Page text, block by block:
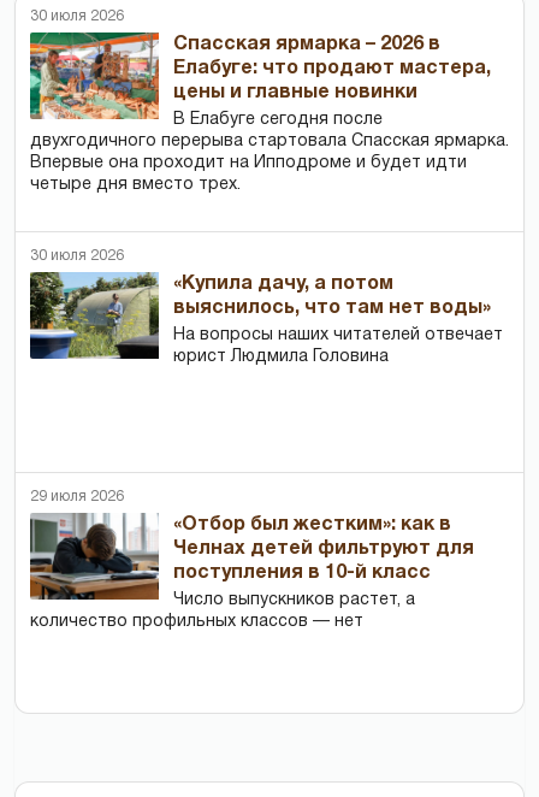
30 июля 2026
Спасская ярмарка – 2026 в
Елабуге: что продают мастера,
цены и главные новинки
В Елабуге сегодня после
двухгодичного перерыва стартовала Спасская ярмарка.
Впервые она проходит на Ипподроме и будет идти
четыре дня вместо трех.
30 июля 2026
«Купила дачу, а потом
выяснилось, что там нет воды»
На вопросы наших читателей отвечает
юрист Людмила Головина
29 июля 2026
«Отбор был жестким»: как в
Челнах детей фильтруют для
поступления в 10-й класс
Число выпускников растет, а
количество профильных классов — нет